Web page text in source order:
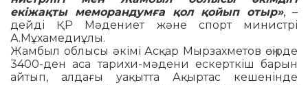
екіжақты меморандумға қол қойып отыр», –
дейді ҚР Мә­де­ниет және спорт ми­нистрі
А.Мұхамедиұлы.
Жамбыл облысы әкімі Асқар Мыр­захметов өңірде
3400-ден аса та­рихи-мәдени ескерткіш барын
ай­тып, алдағы уақытта Ақыртас к­е­ш­енінде